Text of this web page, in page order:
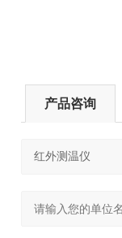
产品咨询